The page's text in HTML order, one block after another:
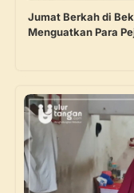
Jumat Berkah di
Menguatkan Para